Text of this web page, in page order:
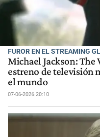
FUROR EN EL STREAMING
Michael Jackson:
estreno de televisión
el mundo
07-06-2026 20:10